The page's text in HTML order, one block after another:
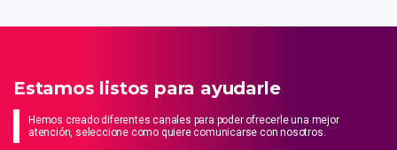
Estamos listos para ayudarle
Hemos creado diferentes canales para poder ofrecerle una mejor
atención, seleccione como quiere comunicarse con nosotros.